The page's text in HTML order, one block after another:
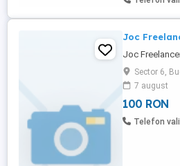
Joc
Joc
Sector 6,
7 august
100 RON
Telefon